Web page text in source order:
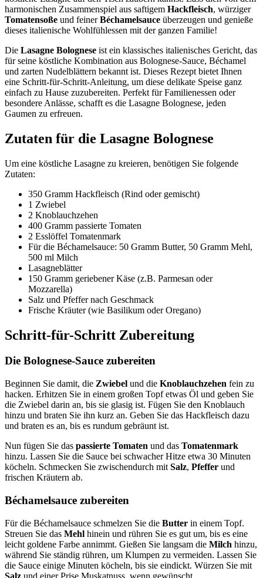
harmonischen Zusammenspiel aus saftigem Hackfleisch, würziger
Tomatensoße und feinerBéchamelsauce überzeugen und genieße
dieses italienische Wohlfühlessen mit der ganzen Familie!
Die Lasagne Bolognese ist ein klassisches italienisches Gericht, das
für seine köstliche Kombination aus Bolognese-Sauce, Béchamel
und zarten Nudelblättern bekannt ist. Dieses Rezept bietet Ihnen
eine Schritt-für-Schritt-Anleitung, um diese delikate Speise ganz
einfach zu Hause zuzubereiten. Perfekt für Familienessen oder
besondere Anlässe, schafft es die Lasagne Bolognese, jeden
Gaumen zu erfreuen.
Zutaten für die Lasagne Bolognese
Um eine köstliche Lasagne zu kreieren, benötigen Sie folgende
Zutaten:
350 Gramm Hackfleisch (Rind oder gemischt)
1 Zwiebel
2 Knoblauchzehen
400 Gramm passierte Tomaten
2 Esslöffel Tomatenmark
Für die Béchamelsauce: 50 Gramm Butter, 50 Gramm Mehl,
500 ml Milch
Lasagneblätter
150 Gramm geriebener Käse (z.B. Parmesan oder
Mozzarella)
Salz und Pfeffer nach Geschmack
Frische Kräuter (wie Basilikum oder Oregano)
Schritt-für-Schritt Zubereitung
Die Bolognese-Sauce zubereiten
Beginnen Sie damit, die Zwiebel und die Knoblauchzehen fein zu
hacken. Erhitzen Sie in einem großen Topf etwas Öl und geben Sie
die Zwiebel darin an, bis sie glasig ist. Fügen Sie den Knoblauch
hinzu und braten Sie ihn kurz an. Geben Sie das Hackfleisch dazu
und braten es an, bis es rundum gebräunt ist.
Nun fügen Sie das passierte Tomaten und das Tomatenmark
hinzu. Lassen Sie die Sauce bei schwacher Hitze etwa 30 Minuten
köcheln. Schmecken Sie zwischendurch mit Salz, Pfeffer und
frischen Kräutern ab.
Béchamelsauce zubereiten
Für die Béchamelsauce schmelzen Sie die Butter in einem Topf.
Streuen Sie das Mehl hinein und rühren Sie es gut um, bis es eine
leicht goldene Farbe annimmt. Gießen Sie langsam die Milch hinzu,
während Sie ständig rühren, um Klumpen zu vermeiden. Lassen Sie
die Sauce einige Minuten köcheln, bis sie eindickt. Würzen Sie mit
Salz und einer Prise Muskatnuss, wenn gewünscht.